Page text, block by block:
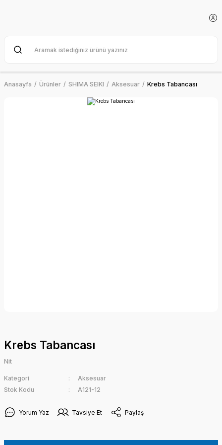
Anasayfa Ürünler SHIMA SEIKI Aksesuar Krebs Tabancası
Krebs Tabancası
Nit
Kategori
Aksesuar
Stok Kodu
A121-12
Yorum Yaz Tavsiye Et Paylaş